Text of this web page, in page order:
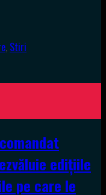
, Stiri
edițiile
pe care le